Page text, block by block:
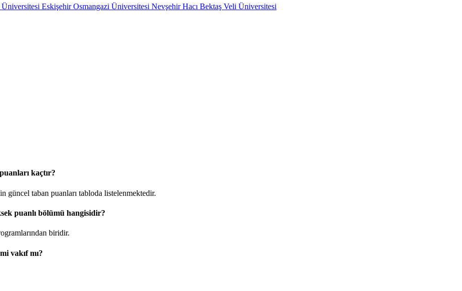
Eskişehir Osmangazi Üniversitesi Nevşehir Hacı Bektaş Veli Üniversitesi
kaçtır?
taban puanları tabloda listelenmektedir.
puanlı bölümü hangisidir?
biridir.
vakıf mı?